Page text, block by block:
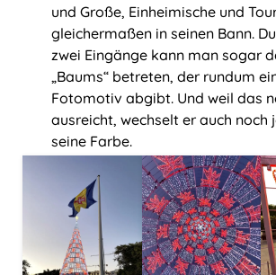
und Große, Einheimische und
gleichermaßen in seinen Bann.
zwei Eingänge kann man sogar
„Baums“ betreten, der rundum
Fotomotiv abgibt. Und weil das
ausreicht, wechselt er auch noch
seine Farbe.